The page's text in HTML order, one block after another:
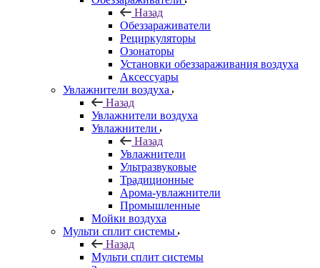
Назад
Обеззараживатели
Рециркуляторы
Озонаторы
Установки обеззараживания воздуха
Аксессуары
Увлажнители воздуха
Назад
Увлажнители воздуха
Увлажнители
Назад
Увлажнители
Ультразвуковые
Традиционные
Арома-увлажнители
Промышленные
Мойки воздуха
Мульти сплит системы
Назад
Мульти сплит системы